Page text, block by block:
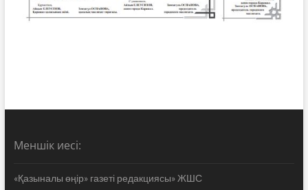
Меншік иесі:
«Қазыналы өңір» газеті редакциясы» ЖШС